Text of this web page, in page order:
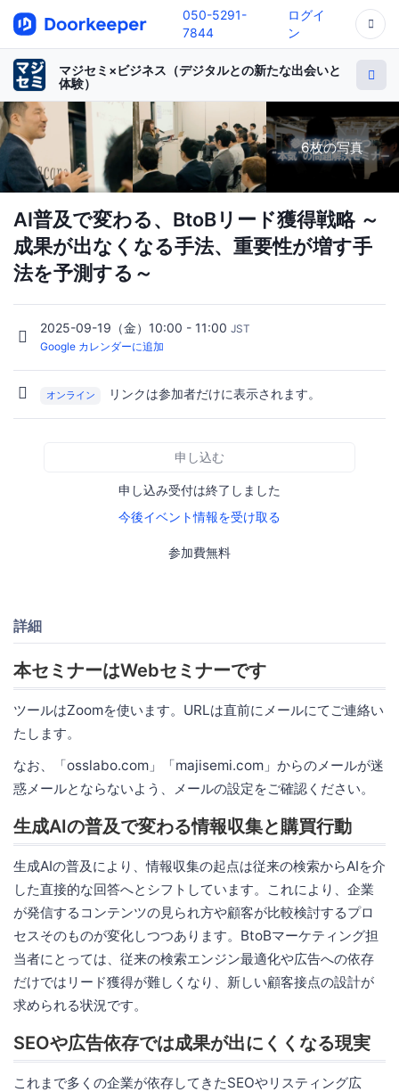
050-5291-
7844
ログイ
ン
マジセミ×ビジネス（デジタルとの新たな出会いと
体験）
6枚の写真
AI普及で変わる、BtoBリード獲得戦略 ～
成果が出なくなる手法、重要性が増す手
法を予測する～
2025-09-19（金）10:00 - 11:00 JST
Google カレンダーに追加
オンライン リンクは参加者だけに表示されます。
申し込む
申し込み受付は終了しました
今後イベント情報を受け取る
参加費無料
詳細
本セミナーはWebセミナーです
ツールはZoomを使います。URLは直前にメールにてご連絡い
たします。
なお、「osslabo.com」「majisemi.com」からのメールが迷
惑メールとならないよう、メールの設定をご確認ください。
生成AIの普及で変わる情報収集と購買行動
生成AIの普及により、情報収集の起点は従来の検索からAIを介
した直接的な回答へとシフトしています。これにより、企業
が発信するコンテンツの見られ方や顧客が比較検討するプロ
セスそのものが変化しつつあります。BtoBマーケティング担
当者にとっては、従来の検索エンジン最適化や広告への依存
だけではリード獲得が難しくなり、新しい顧客接点の設計が
求められる状況です。
SEOや広告依存では成果が出にくくなる現実
これまで多くの企業が依存してきたSEOやリスティング広